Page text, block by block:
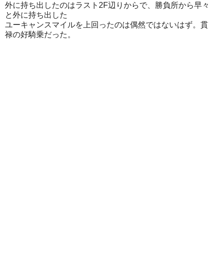
外に持ち出したのはラスト2F辺りからで、勝負所から早々
と外に持ち出した
ユーキャンスマイルを上回ったのは偶然ではないはず。貫
禄の好騎乗だった。